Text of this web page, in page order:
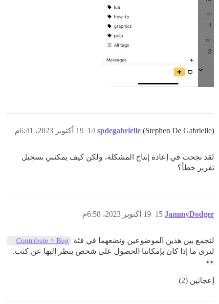
spdegabrielle (Stephen De Gabrielle) 19 أكتوبر 2023، 6:41م 14
لقد نجحت في إعادة إنتاج المشكلة، ولكن كيف يمكنني تسجيل
تقرير خطأ؟
JammyDodger 19 أكتوبر 2023، 6:58م 15
لنجمع بين هذين الموضوعين ونضعهما في فئة Contribute > Bug
لنرى ما إذا كان بإمكاننا الحصول على شخص ينظر إليها عن كثب.
إعجابَين (2)